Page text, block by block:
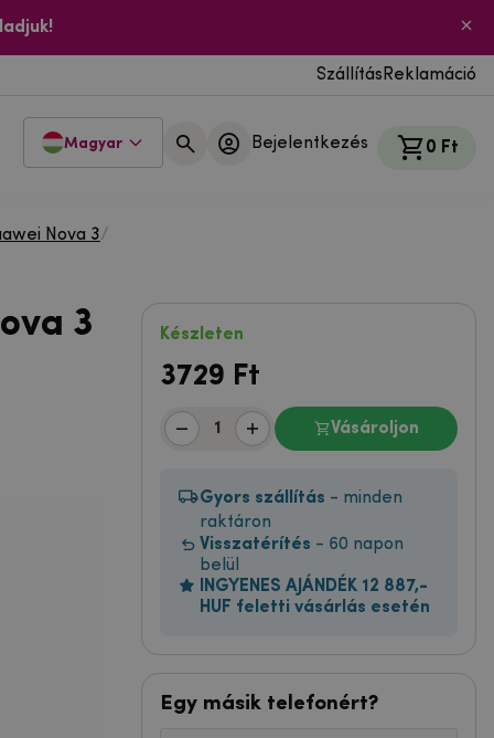
Szállítás Reklamáció
Magyar Bejelentkezés 0 Ft
Nova 3/
3 Készleten
3729 Ft
Vásároljon
Gyors szállítás - minden
raktáron
Visszatérítés - 60 napon
belül
INGYENES AJÁNDÉK 12 887,-
HUF feletti vásárlás esetén
Egy másik telefonért?